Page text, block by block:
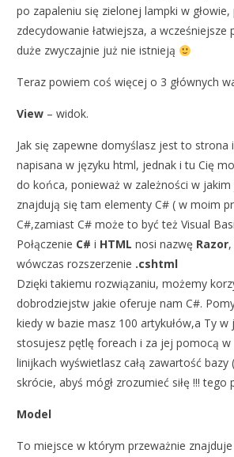
po zapaleniu się zielonej lampki w
zdecydowanie łatwiejsza, a wcześniejsze
duże zwyczajnie już nie istnieją
Teraz powiem coś więcej o 3 głównych
View – widok.
Jak się zapewne domyślasz jest to strona
napisana w języku html, jednak i tu Cię
do końca, ponieważ w zależności w jakim
znajdują się tam elementy C# ( w moim
C#,zamiast C# może to być też Visual
Połączenie C# i HTML nosi nazwę Razor
wówczas rozszerzenie .cshtml
Dzięki takiemu rozwiązaniu, możemy
dobrodziejstw jakie oferuje nam C#.
kiedy w bazie masz 100 artykułów,a Ty w
stosujesz pętlę foreach i za jej pomocą w
linijkach wyświetlasz całą zawartość
skrócie, abyś mógł zrozumieć siłę !!! tego
Model
To miejsce w którym przeważnie